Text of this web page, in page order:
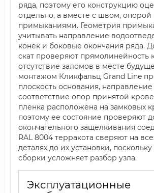
ряда, поэтому его конструкцию
отдельно, а вместе с швом, опорой
примыканиями. Геометрия
учитывать направление
конек и боковые окончания ряда.
скат проверяют прямолинейность
отсутствие заломов в месте
монтажом Кликфальц Grand Line
плоскость основания,
соответствие опор принятой
пленка расположена на замковых
поэтому ее состояние проверяют
окончательного защелкивания
RAL 8004 терракота сверяют на
деталях до их установки,
сборки усложняет разбор узла.
Эксплуатационные